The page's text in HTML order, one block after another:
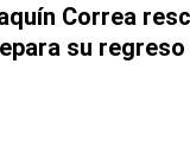
Correa
su